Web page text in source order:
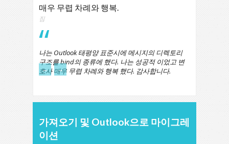
매우 무렵 차례와 행복.
짐
나는 Outlook 태평양 표준시에 메시지의 디렉토리
구조를 bind의 종류에 했다. 나는 성공적 이었고 변
호사 매우 무렵 차례와 행복 했다. 감사합니다.
← →
가져오기 및 Outlook으로 마이그레
이션